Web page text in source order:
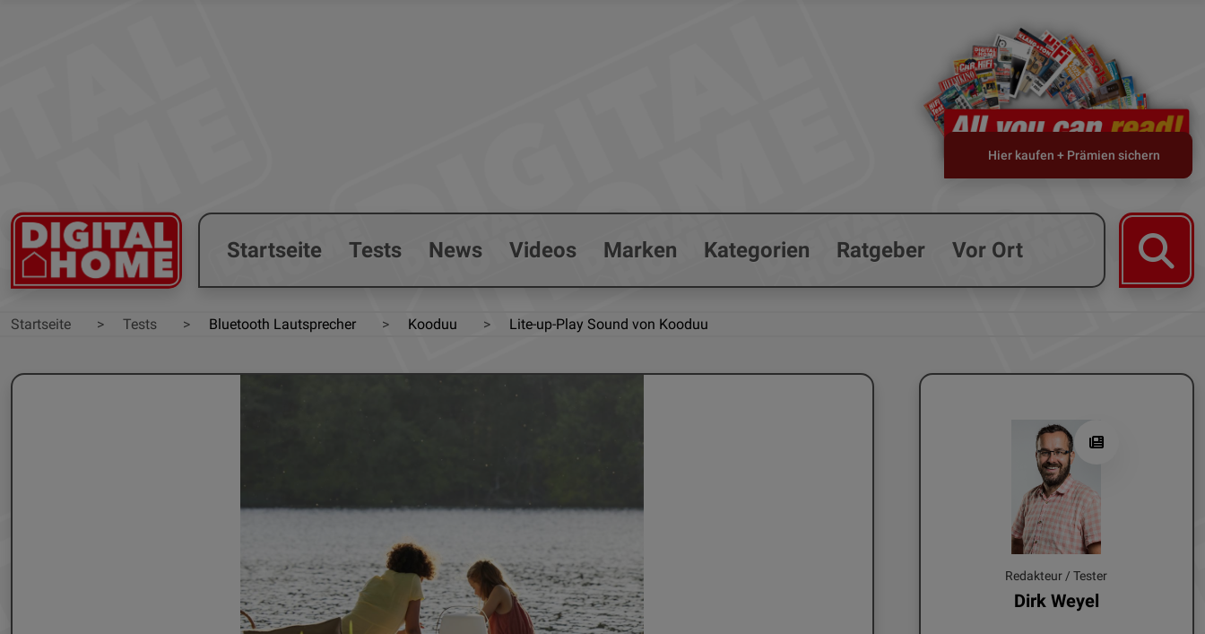
Hier kaufen + Prämien sichern
Startseite Tests News Videos Marken Kategorien Ratgeber Vor Ort
Startseite Tests Bluetooth Lautsprecher Kooduu Lite-up-Play Sound von Kooduu
Redakteur / Tester
Dirk Weyel